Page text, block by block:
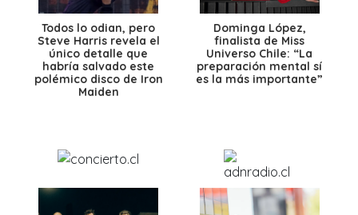
Todos lo odian, pero
Steve Harris revela el
único detalle que
habría salvado este
polémico disco de Iron
Maiden
Dominga López,
finalista de Miss
Universo Chile: “La
preparación mental sí
es la más importante”